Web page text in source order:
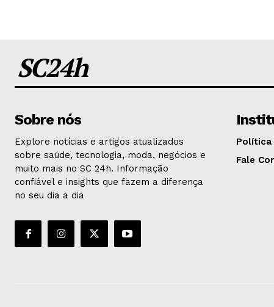
SC24h
Sobre nós
Explore notícias e artigos atualizados
sobre saúde, tecnologia, moda, negócios e
muito mais no SC 24h. Informação
confiável e insights que fazem a diferença
no seu dia a dia
Política
Fale